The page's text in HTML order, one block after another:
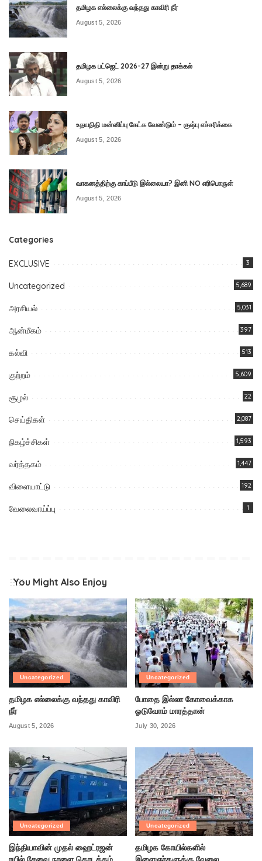
தமிழக எல்லைக்கு வந்தது காவிரி நீர்
August 5, 2026
தமிழக பட்ஜெட் 2026-27 இன்று தாக்கல்
August 5, 2026
உதயநிதி மன்னிப்பு கேட்க வேண்டும் – குஷ்பு எச்சரிக்கை
August 5, 2026
வாகனத்திற்கு காப்பீடு இல்லையா? இனி NO எரிபொருள்
August 5, 2026
Categories
EXCLUSIVE 3
Uncategorized 5,689
அரசியல் 5,031
ஆன்மீகம் 397
கல்வி 513
குற்றம் 5,609
சூழல் 22
செய்திகள் 2,087
நிகழ்ச்சிகள் 1,593
வர்த்தகம் 1,447
விளையாட்டு 192
வேலைவாய்ப்பு 1
You Might Also Enjoy
Uncategorized
தமிழக எல்லைக்கு வந்தது காவிரி
நீர்
August 5, 2026
Uncategorized
போதை இல்லா கோவைக்காக
ஓடுவோம் மாரத்தான்
July 30, 2026
Uncategorized
இந்தியாவின் முதல் ஹைட்ரஜன்
Uncategorized
தமிழக கோயில்களில்